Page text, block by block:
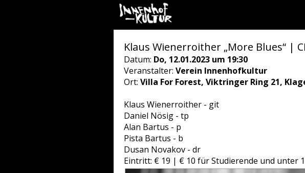
Klaus Wienerroither „More Blues“ |
Datum: Do, 12.01.2023 um 19:30
Veranstalter: Verein Innenhofkultur
Ort: Villa For Forest, Viktringer Ring 21,
Klaus Wienerroither - git
Daniel Nösig - tp
Alan Bartus - p
Pista Bartus - b
Dusan Novakov - dr
Eintritt: € 19 | € 10 für Studierende und unter